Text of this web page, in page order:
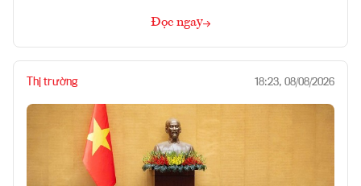
Đọc ngay
Thị trường 18:23, 08/08/2026